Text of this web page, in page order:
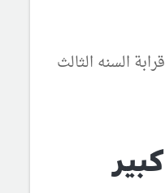
السنه الثالث